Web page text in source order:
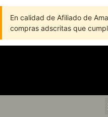
En calidad de Afiliado de
compras adscritas que